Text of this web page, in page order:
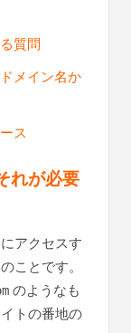
質問
メイン名か
ス
れが必要
アクセスす
ことです。
のようなも
トの番地の